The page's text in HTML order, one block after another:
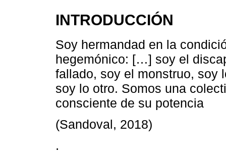
INTRODUCCIÓN
Soy hermandad en la
hegemónico: […] soy el
fallado, soy el monstruo, soy
soy lo otro. Somos una
consciente de su potencia
(Sandoval, 2018)
.